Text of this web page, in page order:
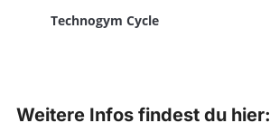
Technogym Cycle
Weitere Infos findest du hier: